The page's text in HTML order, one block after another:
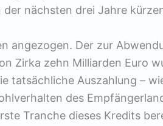
nächsten drei Jahre
angezogen. Der zur
Zirka zehn Milliarden Euro
tatsächliche Auszahlung –
des
Tranche dieses Kredits